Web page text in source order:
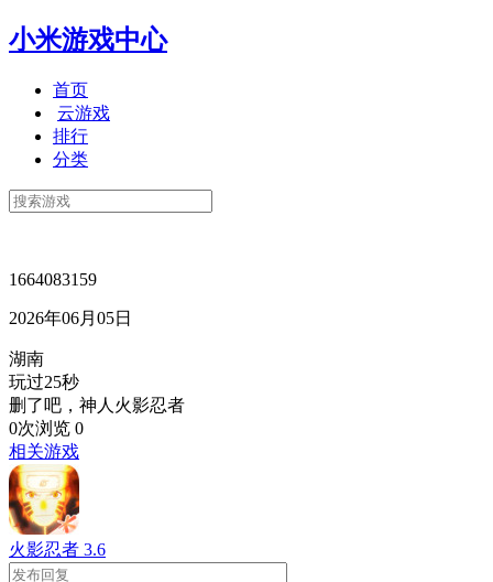
小米游戏中心
首页
云游戏
排行
分类
1664083159
2026年06月05日
湖南
玩过25秒
删了吧，神人火影忍者
0次浏览 0
相关游戏
火影忍者 3.6